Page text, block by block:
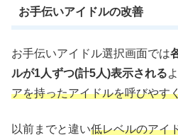
お手伝いアイドルの改善
お手伝いアイドル選択画面では
ルが1人ずつ(計5人)表示される
アを持ったアイドルを呼びやす
以前までと違い低レベルのアイ